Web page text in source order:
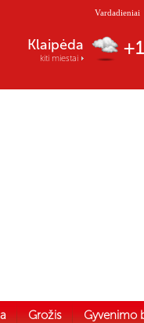
Vardadieniai
Nida
kiti miestai
Grožis Gyvenimo